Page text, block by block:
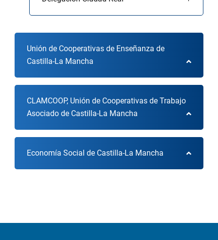
Unión de Cooperativas de Enseñanza de
Castilla-La Mancha
CLAMCOOP, Unión de Cooperativas de Trabajo
Asociado de Castilla-La Mancha
Economía Social de Castilla-La Mancha